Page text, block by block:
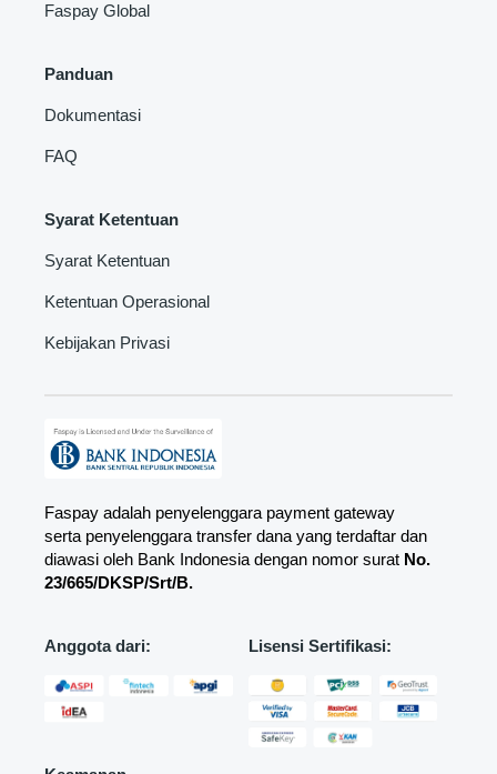
Faspay Global
Panduan
Dokumentasi
FAQ
Syarat Ketentuan
Syarat Ketentuan
Ketentuan Operasional
Kebijakan Privasi
Faspay adalah penyelenggara payment gateway
serta penyelenggara transfer dana yang terdaftar dan
diawasi oleh Bank Indonesia dengan nomor surat No.
23/665/DKSP/Srt/B.
Anggota dari: Lisensi Sertifikasi: